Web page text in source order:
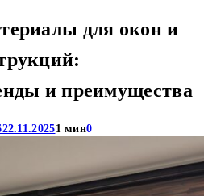
для окон и
и преимущества
22.11.20251 мин0